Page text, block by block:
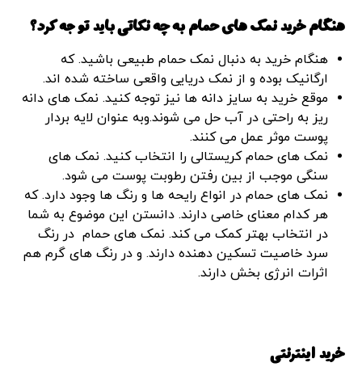
هنگام خرید نمک های حمام به چه نکاتی باید توجه کرد؟
هنگام خرید به دنبال نمک حمام طبیعی باشید. که
ارگانیک بوده و از نمک دریایی واقعی ساخته شده اند.
موقع خرید به سایز دانه ها نیز توجه کنید. نمک های دانه
ریز به راحتی در آب حل می شوند.وبه عنوان لایه بردار
پوست موثر عمل می کنند.
نمک های حمام کریستالی را انتخاب کنید. نمک های
سنگی موجب از بین رفتن رطوبت پوست می شود.
نمک های حمام در انواع رایحه ها و رنگ ها وجود دارد. که
هر کدام معنای خاصی دارند. دانستن این موضوع به شما
در انتخاب بهتر کمک می کند. نمک های حمام در رنگ
سرد خاصیت تسکین دهنده دارند. و در رنگ های گرم هم
اثرات انرژی بخش دارند.
خرید اینترنتی